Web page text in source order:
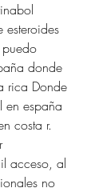
esteroides
donde
rica Donde
en españa
costa r.
acceso, al
no